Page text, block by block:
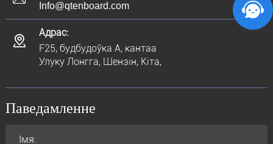
Info@qtenboard.com
Адрас:
F25, будбудоўка A, кантаа
Улуку Лонгга, Шензін, Кіта,
Паведамленне